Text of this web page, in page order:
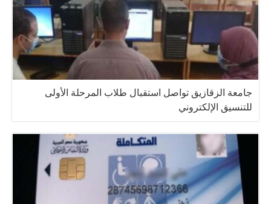
جامعة الزقازيق تواصل استقبال طلاب المرحلة الأولى
للتنسيق الإلكتروني